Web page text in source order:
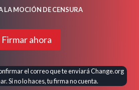
LA MOCIÓN DE CENSURA
Firmar ahora
el correo que te enviará Change.org
Si no lo haces, tu firma no cuenta.